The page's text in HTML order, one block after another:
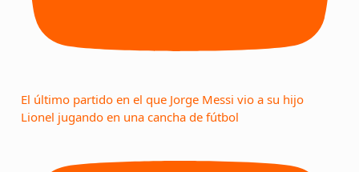
El último partido en el que Jorge Messi vio a su hijo
Lionel jugando en una cancha de fútbol